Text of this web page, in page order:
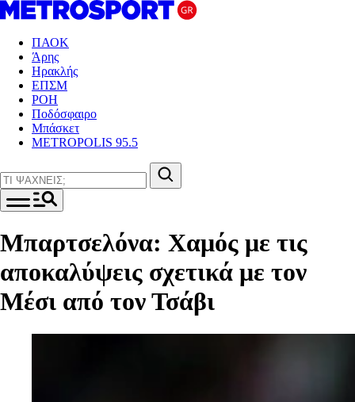
ΠΑΟΚ
Άρης
Ηρακλής
ΕΠΣΜ
ΡΟΗ
Ποδόσφαιρο
Μπάσκετ
METROPOLIS 95.5
Μπαρτσελόνα: Χαμός με τις
αποκαλύψεις σχετικά με τον
Μέσι από τον Τσάβι